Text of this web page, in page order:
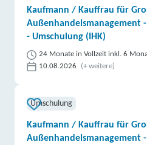
Kaufmann / Kauffrau für
Außenhandelsmanagement -
- Umschulung (IHK)
24 Monate in Vollzeit inkl. 6
10.08.2026
(+ weitere)
Umschulung
Kaufmann / Kauffrau für
Außenhandelsmanagement -